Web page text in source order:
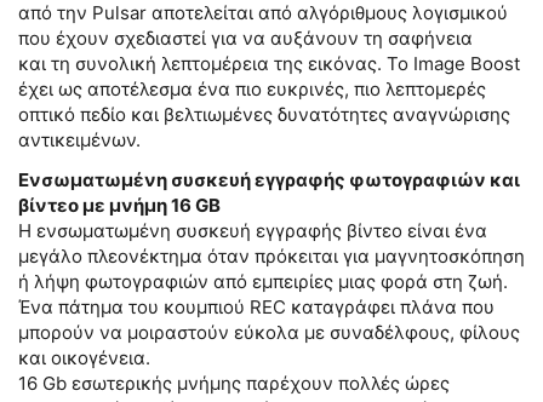
από την Pulsar αποτελείται από αλγόριθμους λογισμικού
που έχουν σχεδιαστεί για να αυξάνουν τη σαφήνεια
και τη συνολική λεπτομέρεια της εικόνας. Το Image Boost
έχει ως αποτέλεσμα ένα πιο ευκρινές, πιο λεπτομερές
οπτικό πεδίο και βελτιωμένες δυνατότητες αναγνώρισης
αντικειμένων.
Ενσωματωμένη συσκευή εγγραφής φωτογραφιών και
βίντεο με μνήμη 16 GB
Η ενσωματωμένη συσκευή εγγραφής βίντεο είναι ένα
μεγάλο πλεονέκτημα όταν πρόκειται για μαγνητοσκόπηση
ή λήψη φωτογραφιών από εμπειρίες μιας φορά στη ζωή.
Ένα πάτημα του κουμπιού REC καταγράφει πλάνα που
μπορούν να μοιραστούν εύκολα με συναδέλφους, φίλους
και οικογένεια.
16 Gb εσωτερικής μνήμης παρέχουν πολλές ώρες